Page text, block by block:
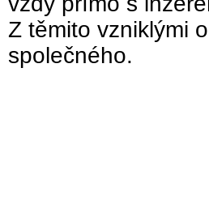
Z těmito vzniklými
společného.